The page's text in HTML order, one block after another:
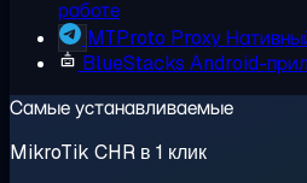
работе
MTProto Proxy
BlueStacks Android-
Самые устанавливаемые
MikroTik CHR в 1 клик